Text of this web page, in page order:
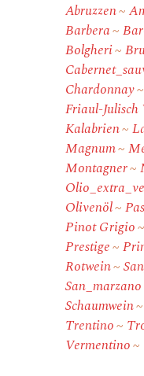
Abruzzen
Barbera
Bolgheri
Chardonnay
Friaul-Julisch
Kalabrien
Magnum
Montagner
Olivenöl
Pinot Grigio
Prestige
Rotwein
San_marzano
Schaumwein
Trentino
Vermentino